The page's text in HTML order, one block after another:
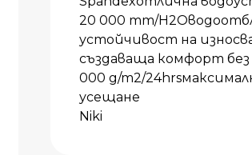
20 000 mm/
устойчивост на
създаваща комфорт
000 g/m2/
усещане
Niki